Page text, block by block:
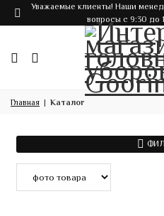
Уважаемые клиенты! Наши
вопросы с 9:30 до
Главная Каталог